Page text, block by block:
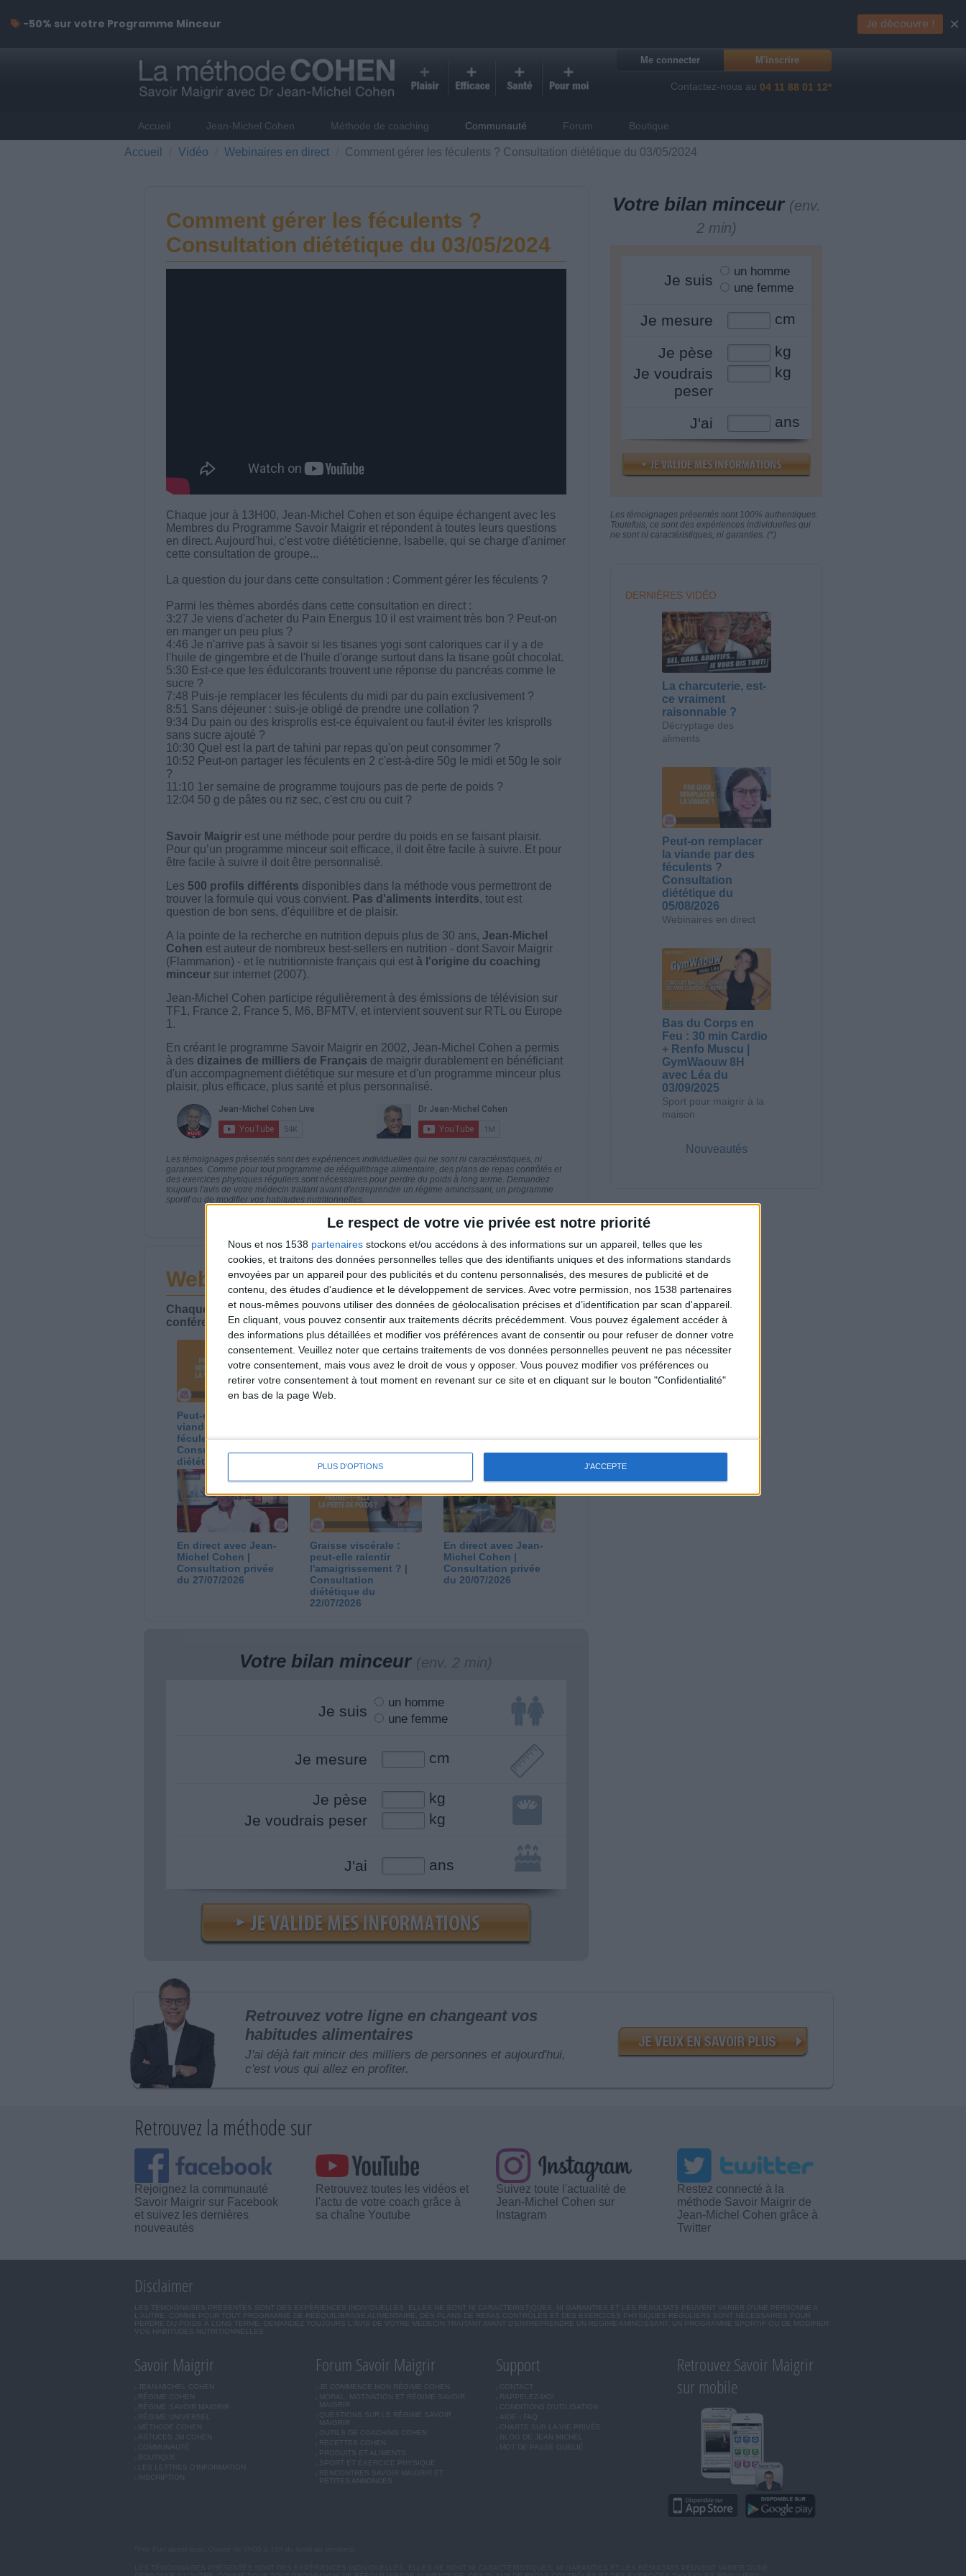
Le respect de votre vie privée est notre priorité
Nous et nos 1538 partenaires stockons et/ou accédons à des informations sur un appareil, telles que les
cookies, et traitons des données personnelles telles que des identifiants uniques et des informations standards
envoyées par un appareil pour des publicités et du contenu personnalisés, des mesures de publicité et de
contenu, des études d'audience et le développement de services. Avec votre permission, nos 1538 partenaires
et nous-mêmes pouvons utiliser des données de géolocalisation précises et d’identification par scan d'appareil.
En cliquant, vous pouvez consentir aux traitements décrits précédemment. Vous pouvez également accéder à
des informations plus détaillées et modifier vos préférences avant de consentir ou pour refuser de donner votre
consentement. Veuillez noter que certains traitements de vos données personnelles peuvent ne pas nécessiter
votre consentement, mais vous avez le droit de vous y opposer. Vous pouvez modifier vos préférences ou
retirer votre consentement à tout moment en revenant sur ce site et en cliquant sur le bouton "Confidentialité"
en bas de la page Web.
PLUS D'OPTIONS J'ACCEPTE
Me connecter M'inscrire
Contactez-nous au 04 11 88 01 12*
Accueil Jean-Michel Cohen Méthode de coaching Communauté Forum Boutique
Accueil Vidéo Webinaires en direct Comment gérer les féculents ? Consultation diététique du 03/05/2024
Comment gérer les féculents ?
Consultation diététique du 03/05/2024
Chaque jour à 13H00, Jean-Michel Cohen et son équipe échangent avec les
Membres du Programme Savoir Maigrir et répondent à toutes leurs questions
en direct. Aujourd'hui, c'est votre diététicienne, Isabelle, qui se charge d'animer
cette consultation de groupe...
La question du jour dans cette consultation : Comment gérer les féculents ?
Parmi les thèmes abordés dans cette consultation en direct :
3:27 Je viens d'acheter du Pain Energus 10 il est vraiment très bon ? Peut-on
en manger un peu plus ?
4:46 Je n'arrive pas à savoir si les tisanes yogi sont caloriques car il y a de
l'huile de gingembre et de l'huile d'orange surtout dans la tisane goût chocolat.
5:30 Est-ce que les édulcorants trouvent une réponse du pancréas comme le
sucre ?
7:48 Puis-je remplacer les féculents du midi par du pain exclusivement ?
8:51 Sans déjeuner : suis-je obligé de prendre une collation ?
9:34 Du pain ou des krisprolls est-ce équivalent ou faut-il éviter les krisprolls
sans sucre ajouté ?
10:30 Quel est la part de tahini par repas qu'on peut consommer ?
10:52 Peut-on partager les féculents en 2 c'est-à-dire 50g le midi et 50g le soir
?
11:10 1er semaine de programme toujours pas de perte de poids ?
12:04 50 g de pâtes ou riz sec, c'est cru ou cuit ?
Savoir Maigrirest une méthode pour perdre du poids en se faisant plaisir.
Pour qu’un programme minceur soit efficace, il doit être facile à suivre. Et pour
être facile à suivre il doit être personnalisé.
Les 500 profils différents disponibles dans la méthode vous permettront de
trouver la formule qui vous convient. Pas d'aliments interdits, tout est
question de bon sens, d'équilibre et de plaisir.
A la pointe de la recherche en nutrition depuis plus de 30 ans, Jean-Michel
Cohen est auteur de nombreux best-sellers en nutrition - dont Savoir Maigrir
(Flammarion) - et le nutritionniste français qui est à l'origine du coaching
minceursur internet (2007).
Jean-Michel Cohen participe régulièrement à des émissions de télévision sur
TF1, France 2, France 5, M6, BFMTV, et intervient souvent sur RTL ou Europe
1.
En créant le programme Savoir Maigrir en 2002, Jean-Michel Cohen a permis
à des dizaines de milliers de Français de maigrir durablement en bénéficiant
d'un accompagnement diététique sur mesure et d'un programme minceur plus
plaisir, plus efficace, plus santé et plus personnalisé.
Les témoignages présentés sont des expériences individuelles qui ne sont ni caractéristiques, ni
garanties. Comme pour tout programme de rééquilibrage alimentaire, des plans de repas contrôlés et
des exercices physiques réguliers sont nécessaires pour perdre du poids à long terme. Demandez
toujours l'avis de votre médecin traitant avant d'entreprendre un régime amincissant, un programme
sportif ou de modifier vos habitudes nutritionnelles.
Webinaires en direct Voir tout
Chaque semaine, posez vos questions en live en participant à des vidéo-
conférences avec Jean-Michel et les diététiciennes du programme.
Peut-on remplacer la
viande par des
féculents ?
Consultation
diététique du
05/08/2026
copieux ?
Consultation
diététique du
03/08/2026
stabilisation ? |
Consultation
En direct avec Jean-
Michel Cohen |
Consultation privée
du 27/07/2026
Graisse viscérale :
peut-elle ralentir
l'amaigrissement ? |
Consultation
diététique du
22/07/2026
En direct avec Jean-
Michel Cohen |
Consultation privée
du 20/07/2026
Votre bilan minceur (env. 2 min)
Je suis
un homme
une femme
Je mesure cm
Je pèse
kg
Je voudrais peser
kg
J'ai ans
Votre bilan minceur (env.
2 min)
Je suis
un homme
une femme
Je mesure cm
Je pèse
kg
Je voudrais
peser
kg
J'ai ans
Les témoignages présentés sont 100% authentiques.
Toutefois, ce sont des expériences individuelles qui
ne sont ni caractéristiques, ni garanties. (*)
DERNIÈRES VIDÉO
La charcuterie, est-
ce vraiment
raisonnable ?
Décryptage des
aliments
Peut-on remplacer
la viande par des
féculents ?
Consultation
diététique du
05/08/2026
Webinaires en direct
Bas du Corps en
Feu : 30 min Cardio
+ Renfo Muscu |
GymWaouw 8H
avec Léa du
03/09/2025
Sport pour maigrir à la
maison
Nouveautés
Retrouvez votre ligne en changeant vos
habitudes alimentaires
J'ai déjà fait mincir des milliers de personnes et aujourd'hui,
c'est vous qui allez en profiter.
Retrouvez la méthode sur
Rejoignez la communauté
Savoir Maigrir sur Facebook
et suivez les dernières
nouveautés
Retrouvez toutes les vidéos et
l'actu de votre coach grâce à
sa chaîne Youtube
Suivez toute l'actualité de
Jean-Michel Cohen sur
Instagram
Restez connecté à la
méthode Savoir Maigrir de
Jean-Michel Cohen grâce à
Twitter
Disclaimer
LES TÉMOIGNAGES PRÉSENTÉS SONT DES EXPÉRIENCES INDIVIDUELLES. ELLES NE SONT NI CARACTÉRISTIQUES, NI GARANTIES ET LES RÉSULTATS PEUVENT VARIER D'UNE PERSONNE A
L'AUTRE. COMME POUR TOUT PROGRAMME DE RÉÉQUILIBRAGE ALIMENTAIRE, DES PLANS DE REPAS CONTRÔLÉS ET DES EXERCICES PHYSIQUES RÉGULIERS SONT NÉCESSAIRES POUR
PERDRE DU POIDS À LONG TERME. DEMANDEZ TOUJOURS L'AVIS DE VOTRE MÉDECIN TRAITANT AVANT D'ENTREPRENDRE UN RÉGIME AMINCISSANT, UN PROGRAMME SPORTIF OU DE MODIFIER
VOS HABITUDES NUTRITIONNELLES.
Savoir Maigrir
JEAN-MICHEL COHEN
RÉGIME COHEN
RÉGIME SAVOIR MAIGRIR
RÉGIME UNIVERSEL
ASTUCES JM COHEN
COMMUNAUTÉ
LES LETTRES D'INFORMATION
INSCRIPTION
Forum Savoir Maigrir
JE COMMENCE MON RÉGIME COHEN
MORAL, MOTIVATION ET RÉGIME SAVOIR
MAIGRIR
QUESTIONS SUR LE RÉGIME SAVOIR
MAIGRIR
OUTILS DE COACHING COHEN
RECETTES COHEN
PRODUITS ET ALIMENTS
SPORT ET EXERCICE PHYSIQUE
RENCONTRES SAVOIR MAIGRIR ET
PETITES ANNONCES
Support
CONTACT
RAPPELEZ-MOI
CONDITIONS D'UTILISATION
AIDE - FAQ
CHARTE SUR LA VIE PRIVÉE
BLOG DE JEAN MICHEL
MOT DE PASSE OUBLIÉ
Retrouvez Savoir Maigrir
sur mobile
-50% sur votre Programme Minceur Je découvre ! ×